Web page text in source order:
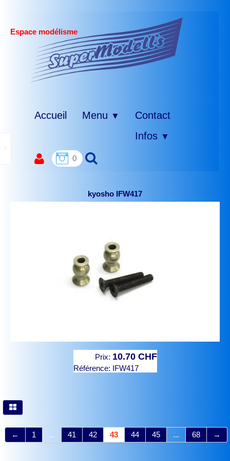
Espace modélisme
Accueil Menu ▼
Contact
Infos ▼
0
kyosho IFW417
Prix: 10.70 CHF
Référence: IFW417
← 1 ... 41 42 43 44 45 ... 68 →